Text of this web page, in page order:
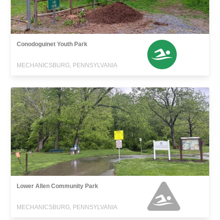
Conodoguinet Youth Park
MECHANICSBURG, PENNSYLVANIA
Lower Allen Community Park
MECHANICSBURG, PENNSYLVANIA